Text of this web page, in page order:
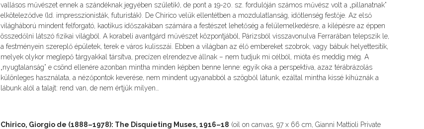
vallásos művészet ennek a szándéknak jegyében születik), de pont a 19-20. sz. fordulóján számos művész volt a „pillanatnak”
elköteleződve (ld. impresszionisták, futuristák). De Chirico velük ellentétben a mozdulatlanság, időtlenség festője. Az első
világháború mindent felforgató, kaotikus időszakában számára a festészet lehetőség a felülemelkedésre, a kilépésre az éppen
összedőlni látszó fizikai világból. A korabeli avantgárd művészet központjából, Párizsból visszavonulva Ferrarában telepszik le,
a festményein szereplő épületek, terek e város kulisszái. Ebben a világban az élő embereket szobrok, vagy bábuk helyettesítik,
melyek olykor meglepő tárgyakkal társítva, precízen elrendezve állnak – nem tudjuk mi célból, mióta és meddig még. A
„nyugtalanság” e csönd ellenére azonban mintha minden képben benne lenne: egyik oka a perspektíva, azaz térábrázolás
különleges használata, a nézőpontok keverése, nem mindent ugyanabból a szögből látunk, ezáltal mintha kissé kihúznák a
lábunk alól a talajt: rend van, de nem értjük milyen…
Chirico, Giorgio de (1888–1978): The Disquieting Muses, 1916–18 (oil on canvas, 97 x 66 cm, Gianni Mattioli Private